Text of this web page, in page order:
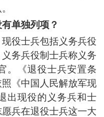
单独列项？
现役士兵包括义务兵役
务兵役制士兵称义务
。《退役士兵安置条
《中国人民解放军现
出现役的义务兵和士
兵在退役士兵这一大